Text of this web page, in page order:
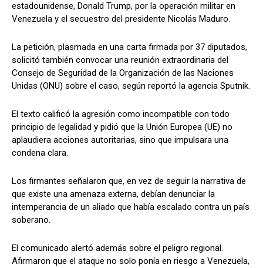
estadounidense, Donald Trump, por la operación militar en
Venezuela y el secuestro del presidente Nicolás Maduro.
La petición, plasmada en una carta firmada por 37 diputados,
solicitó también convocar una reunión extraordinaria del
Consejo de Seguridad de la Organización de las Naciones
Unidas (ONU) sobre el caso, según reportó la agencia Sputnik.
El texto calificó la agresión como incompatible con todo
principio de legalidad y pidió que la Unión Europea (UE) no
aplaudiera acciones autoritarias, sino que impulsara una
condena clara.
Los firmantes señalaron que, en vez de seguir la narrativa de
que existe una amenaza externa, debían denunciar la
intemperancia de un aliado que había escalado contra un país
soberano.
El comunicado alertó además sobre el peligro regional.
Afirmaron que el ataque no solo ponía en riesgo a Venezuela,